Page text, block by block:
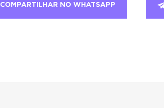
COMPARTILHAR NO WHATSAPP